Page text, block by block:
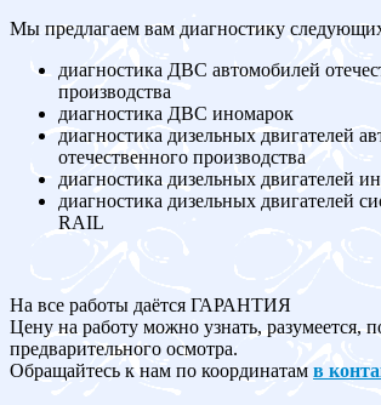
Мы предлагаем вам диагностику
диагностика ДВС автомобилей
производства
диагностика ДВС иномарок
диагностика дизельных двигателей
отечественного производства
диагностика дизельных двигателей
диагностика дизельных двигателей
RAIL
На все работы даётся ГАРАНТИЯ
Цену на работу можно узнать, разумеется,
предварительного осмотра.
Обращайтесь к нам по координатам в